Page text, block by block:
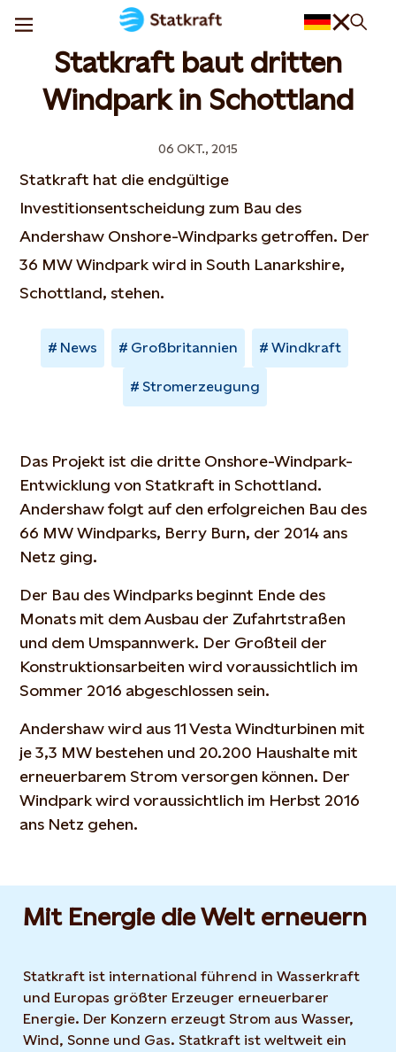
Statkraft baut dritten
Windpark in Schottland
06 OKT., 2015
Statkraft hat die endgültige
Investitionsentscheidung zum Bau des
Andershaw Onshore-Windparks getroffen. Der
36 MW Windpark wird in South Lanarkshire,
Schottland, stehen.
News Großbritannien Windkraft
Stromerzeugung
Das Projekt ist die dritte Onshore-Windpark-
Entwicklung von Statkraft in Schottland.
Andershaw folgt auf den erfolgreichen Bau des
66 MW Windparks, Berry Burn, der 2014 ans
Netz ging.
Der Bau des Windparks beginnt Ende des
Monats mit dem Ausbau der Zufahrtstraßen
und dem Umspannwerk. Der Großteil der
Konstruktionsarbeiten wird voraussichtlich im
Sommer 2016 abgeschlossen sein.
Andershaw wird aus 11 Vesta Windturbinen mit
je 3,3 MW bestehen und 20.200 Haushalte mit
erneuerbarem Strom versorgen können. Der
Windpark wird voraussichtlich im Herbst 2016
ans Netz gehen.
Mit Energie die Welt erneuern
Statkraft ist international führend in Wasserkraft
und Europas größter Erzeuger erneuerbarer
Energie. Der Konzern erzeugt Strom aus Wasser,
Wind, Sonne und Gas. Statkraft ist weltweit ein